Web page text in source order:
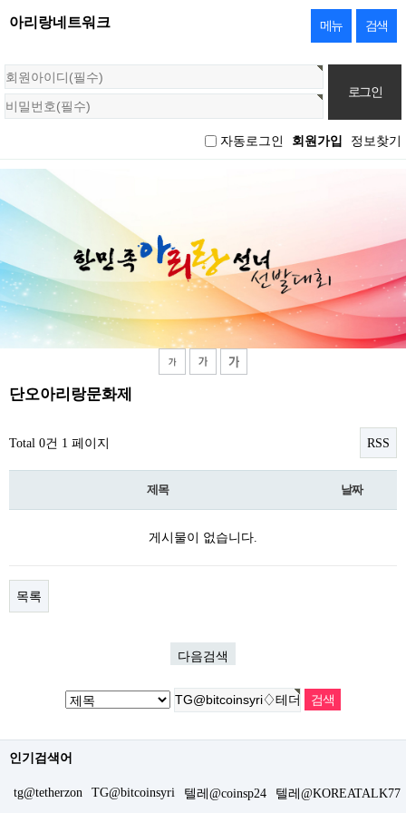
아리랑네트워크 메뉴 검색
회
원
로
자동로그인 회원가입 정보찾기
단오아리랑문화제
Total 0건 1 페이지 RSS
제목 날짜
게시물이 없습니다.
목록
다음검색
인기검색어
tg@tetherzon TG@bitcoinsyri 텔레@coinsp24 텔레@KOREATALK77